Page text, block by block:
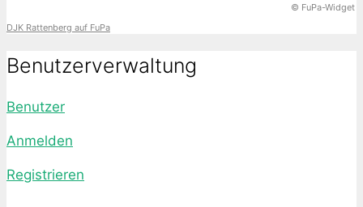
© FuPa-Widget
DJK Rattenberg auf FuPa
Benutzerverwaltung
Benutzer
Anmelden
Registrieren